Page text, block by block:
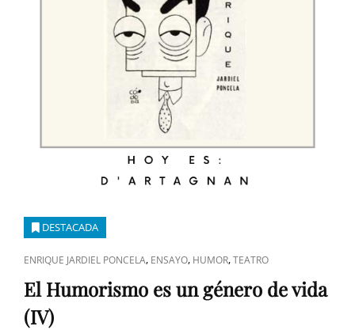
DESTACADA
ENLACES
DE
CATEGORÍAS
ENRIQUE JARDIEL PONCELA, ENSAYO, HUMOR,TEATRO
El Humorismo es un género de vida
(IV)